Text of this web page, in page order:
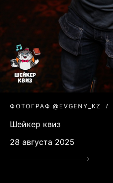
ФОТОГРАФ @EVGENY_KZ
Шейкер квиз
28 августа 2025